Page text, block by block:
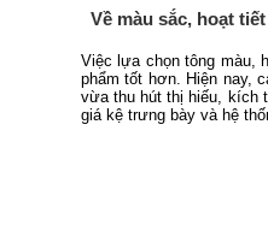
Về màu sắc, hoạt
Việc lựa chọn tông màu,
phẩm tốt hơn. Hiện nay,
vừa thu hút thị hiếu, kích
giá kệ trưng bày và hệ